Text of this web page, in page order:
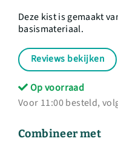
Deze kist is gemaakt
basismateriaal.
Reviews bekijken
Op voorraad
Voor 11:00 besteld,
Combineer met